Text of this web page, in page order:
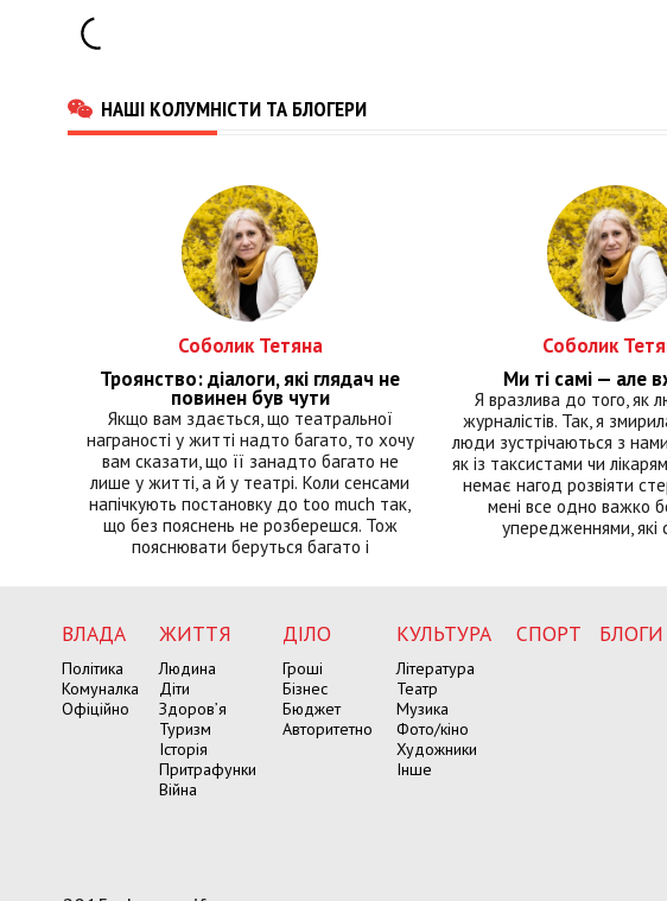
НАШІ КОЛУМНІСТИ ТА БЛОГЕРИ
Соболик Тетяна
Троянство: діалоги, які глядач не
повинен був чути
Якщо вам здається, що театральної
награності у житті надто багато, то хочу
вам сказати, що її занадто багато не
лише у житті, а й у театрі. Коли сенсами
напічкують постановку до too much так,
що без пояснень не розберешся. Тож
пояснювати беруться багато і
Соболик
Ми ті самі — але
Я вразлива до того, як
журналістів. Так, я
люди зустрічаються з
як із таксистами чи
немає нагод розвіяти
мені все одно важко
упередженнями, які
ВЛАДА
Політика
Комуналка
Офіційно
ЖИТТЯ
Людина
Діти
Здоров’я
Туризм
Історія
Притрафунки
Війна
ДІЛО
Гроші
Бізнес
Бюджет
Авторитетно
КУЛЬТУРА
Література
Театр
Музика
Фото/кіно
Художники
Інше
СПОРТ БЛОГИ